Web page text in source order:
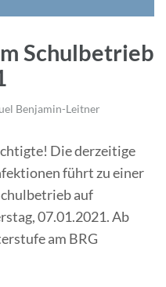
Schulbetrieb
Benjamin-Leitner
Die derzeitige
führt zu einer
auf
07.01.2021. Ab
am BRG